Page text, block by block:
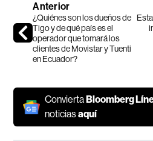
Anterior
¿Quiénes son los dueños de
Tigo y de qué país es el
operador que tomará los
clientes de Movistar y Tuenti
en Ecuador?
Convierta Bloomberg
noticiasaquí